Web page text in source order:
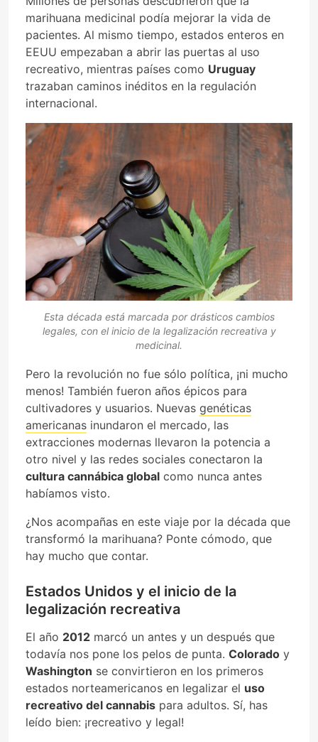
marihuana medicinal podía mejorar la vida de
pacientes. Al mismo tiempo, estados enteros en
EEUU empezaban a abrir las puertas al uso
recreativo, mientras países como Uruguay
trazaban caminos inéditos en la regulación
internacional.
Esta década está marcada por drásticos cambios
legales, con el inicio de la legalización recreativa y
medicinal.
Pero la revolución no fue sólo política, ¡ni mucho
menos! También fueron años épicos para
cultivadores y usuarios. Nuevas genéticas
americanas inundaron el mercado, las
extracciones modernas llevaron la potencia a
otro nivel y las redes sociales conectaron la
cultura cannábica global como nunca antes
habíamos visto.
¿Nos acompañas en este viaje por la década que
transformó la marihuana? Ponte cómodo, que
hay mucho que contar.
Estados Unidos y el inicio de la
legalización recreativa
El año 2012 marcó un antes y un después que
todavía nos pone los pelos de punta. Colorado y
Washington se convirtieron en los primeros
estados norteamericanos en legalizar el uso
recreativo del cannabis para adultos. Sí, has
leído bien: ¡recreativo y legal!